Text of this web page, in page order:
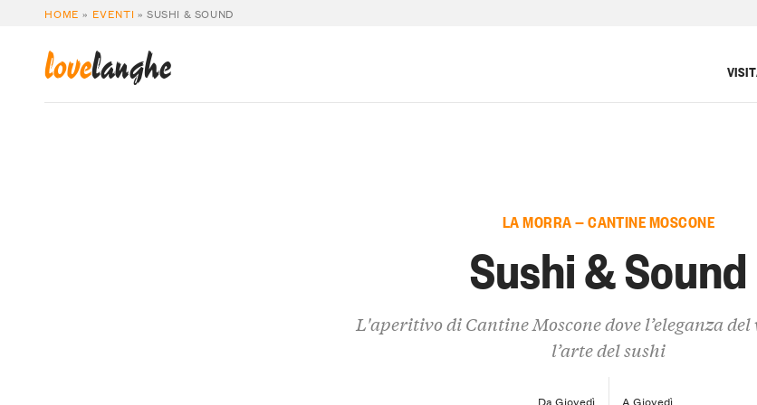
HOME » EVENTI »SUSHI & SOUND
lovelanghe
LA MORRA — CANTINE MOSCONE
Sushi & Sound
L'aperitivo di Cantine Moscone dove l’eleganza
l’arte del sushi
Da Giovedì A Giovedì